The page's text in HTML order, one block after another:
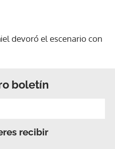
devoró el escenario con
boletín
recibir